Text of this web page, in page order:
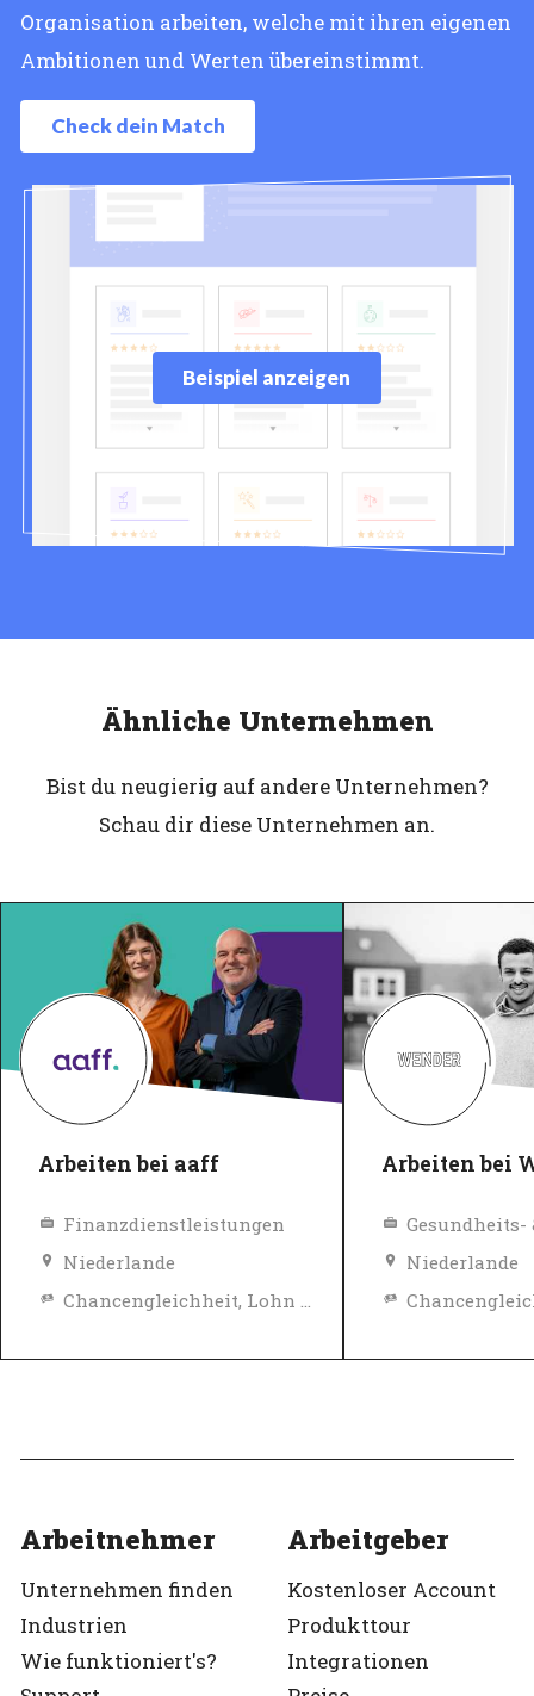
Organisation arbeiten, welche mit ihren eigenen
Ambitionen und Werten übereinstimmt.
Check dein Match
Beispiel anzeigen
Ähnliche Unternehmen
Bist du neugierig auf andere Unternehmen?
Schau dir diese Unternehmen an.
Arbeiten bei aaff
Finanzdienstleistungen
Niederlande
Arbeiten bei
Niederlande
Arbeitnehmer
Unternehmen finden
Industrien
Wie funktioniert's?
Arbeitgeber
Kostenloser Account
Produkttour
Integrationen